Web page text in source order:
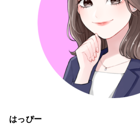
はっぴー